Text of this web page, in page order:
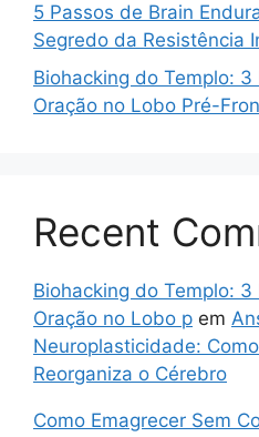
5 Passos de Brain
Segredo da Resistência
Biohacking do Templo:
Oração no Lobo Pré-
Recent
Biohacking do Templo:
Oração no Lobo p em
Neuroplasticidade:
Reorganiza o Cérebro
Como Emagrecer Sem